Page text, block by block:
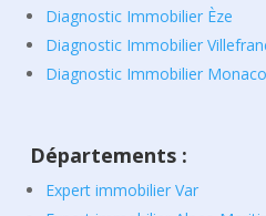
Diagnostic Immobilier Èze
Diagnostic Immobilier
Diagnostic Immobilier Monaco
Départements :
Expert immobilier Var